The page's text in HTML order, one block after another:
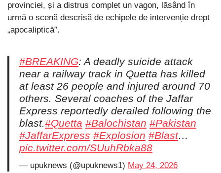
provinciei, și a distrus complet un vagon, lăsând în
urmă o scenă descrisă de echipele de intervenție drept
„apocaliptică”.
#BREAKING: A deadly suicide attack
near a railway track in Quetta has killed
at least 26 people and injured around 70
others. Several coaches of the Jaffar
Express reportedly derailed following the
blast.#Quetta #Balochistan #Pakistan
#JaffarExpress #Explosion #Blast…
pic.twitter.com/SUuhRbka88
— upuknews (@upuknews1) May 24, 2026